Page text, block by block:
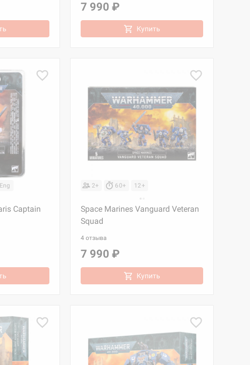
7 990 ₽
Купить
Eng
Captain
2+ 60+ 12+
Space Marines Vanguard Veteran
Squad
4 отзыва
7 990 ₽
Купить